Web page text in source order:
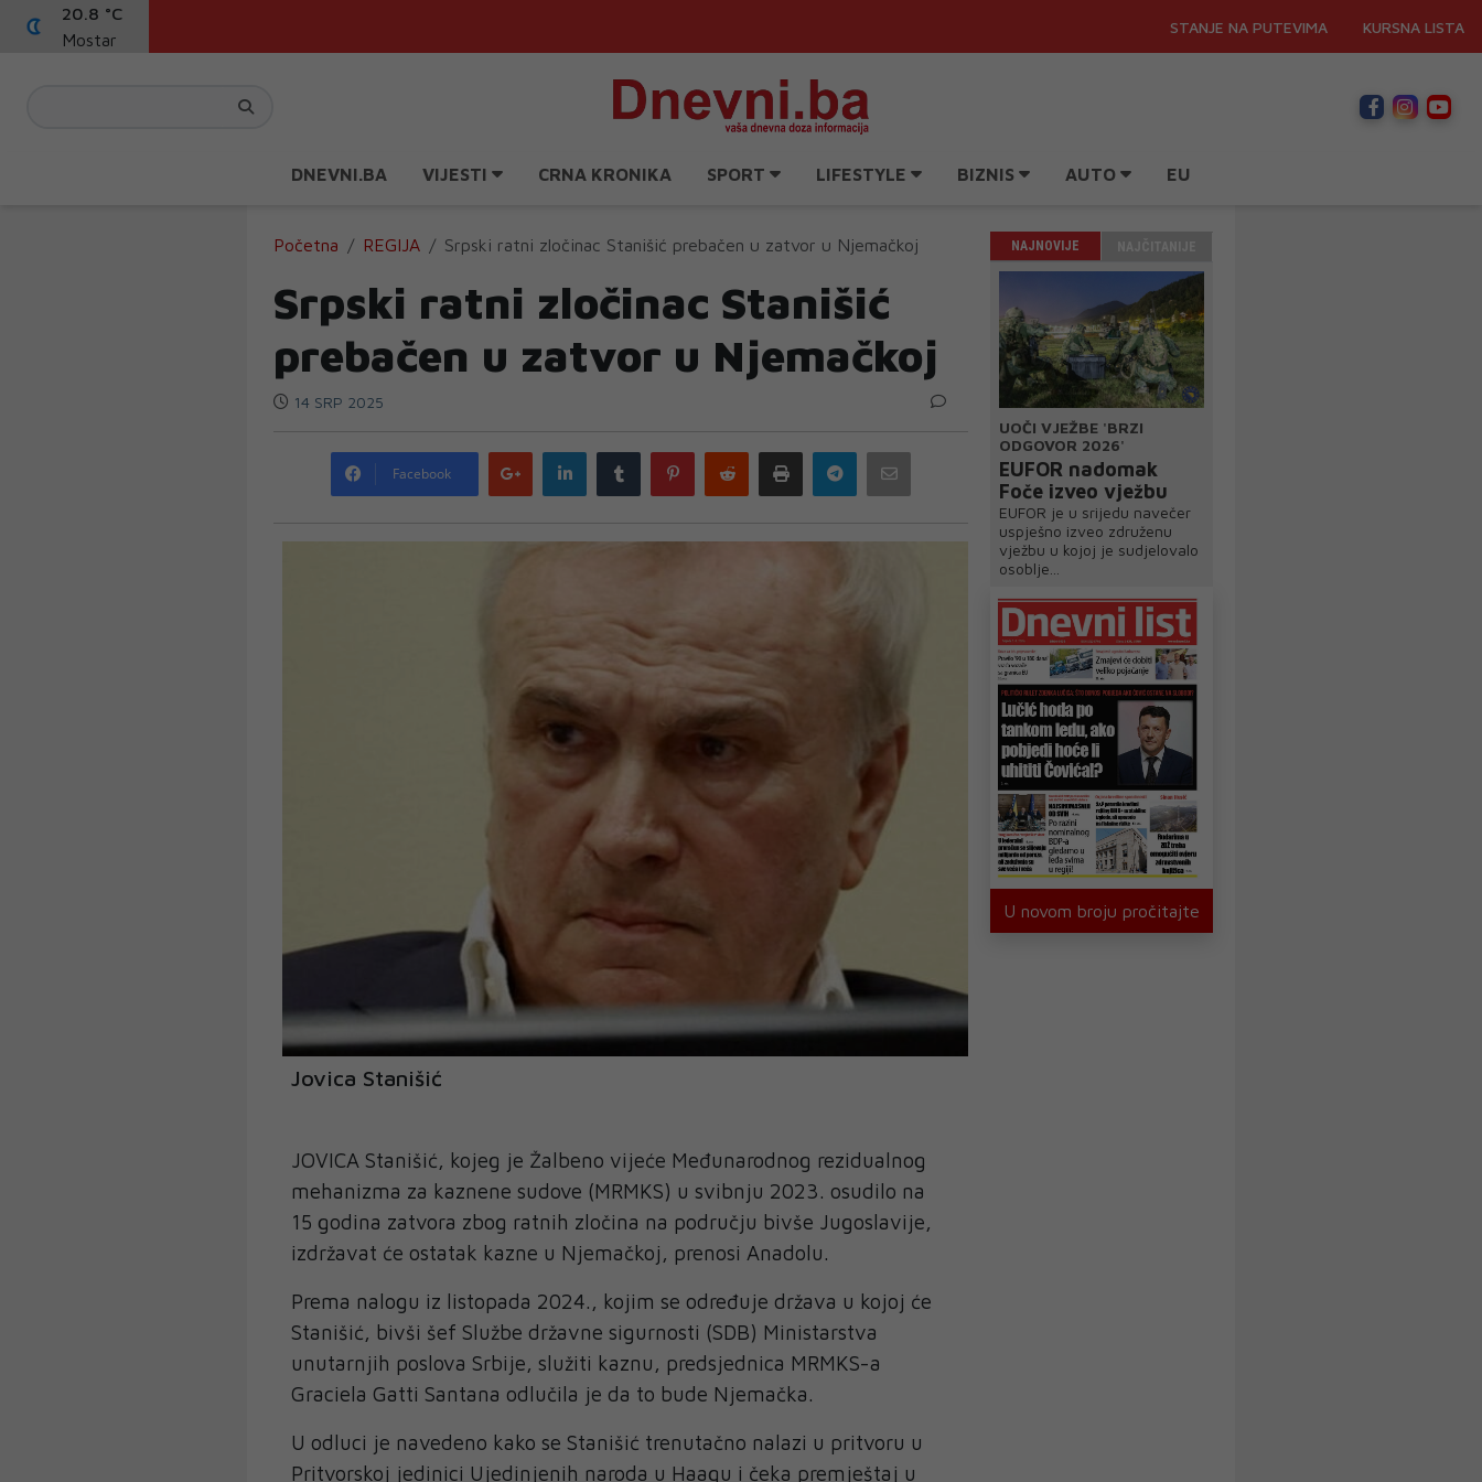
20.8 °C
Mostar
STANJE NA PUTEVIMA KURSNA LISTA
DNEVNI.BA VIJESTI CRNA KRONIKA SPORT LIFESTYLE BIZNIS AUTO EU
Početna REGIJA Srpski ratni zločinac Stanišić prebačen u zatvor u Njemačkoj
Srpski ratni zločinac Stanišić
prebačen u zatvor u Njemačkoj
14 SRP 2025
Facebook
Google
plus
LinkedIn Tumblr PinterestReddit Print Telegram
Jovica Stanišić
JOVICA Stanišić, kojeg je Žalbeno vijeće Međunarodnog rezidualnog
mehanizma za kaznene sudove (MRMKS) u svibnju 2023. osudilo na
15 godina zatvora zbog ratnih zločina na području bivše Jugoslavije,
izdržavat će ostatak kazne u Njemačkoj, prenosi Anadolu.
Prema nalogu iz listopada 2024., kojim se određuje država u kojoj će
Stanišić, bivši šef Službe državne sigurnosti (SDB) Ministarstva
unutarnjih poslova Srbije, služiti kaznu, predsjednica MRMKS-a
Graciela Gatti Santana odlučila je da to bude Njemačka.
U odluci je navedeno kako se Stanišić trenutačno nalazi u pritvoru u
Pritvorskoj jedinici Ujedinjenih naroda u Haagu i čeka premještaj u
NAJNOVIJE
UOČI VJEŽBE 'BRZI
ODGOVOR 2026'
EUFOR nadomak
Foče izveo vježbu
EUFOR je u srijedu navečer
uspješno izveo združenu
vježbu u kojoj je sudjelovalo
osoblje...
U novom broju pročitajte